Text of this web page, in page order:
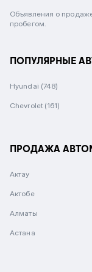
Объявления о
пробегом.
ПОПУЛЯРНЫЕ
Hyundai (748)
Chevrolet (161)
ПРОДАЖА
Актау
Актобе
Алматы
Астана